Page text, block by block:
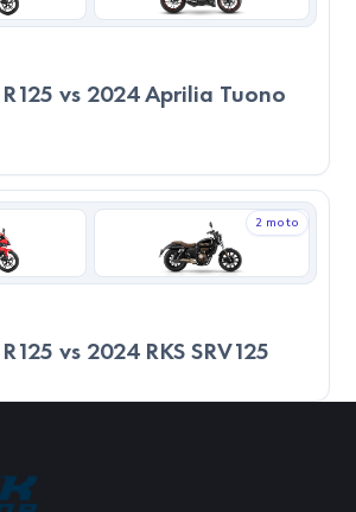
vs 2024 Aprilia Tuono
2 moto
vs 2024 RKS SRV125